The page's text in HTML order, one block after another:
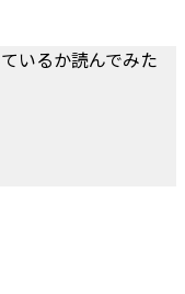
いるか読んでみた